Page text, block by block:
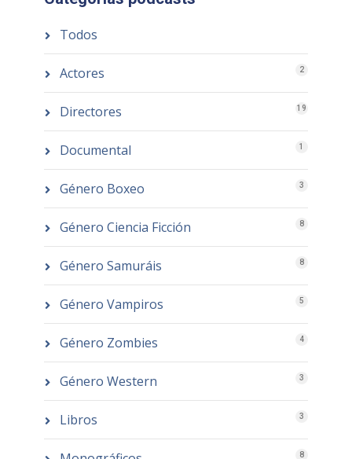
Todos
Actores 2
Directores 19
Documental 1
Género Boxeo 3
Género Ciencia Ficción 8
Género Samuráis 8
Género Vampiros 5
Género Zombies 4
Género Western 3
Libros 3
8